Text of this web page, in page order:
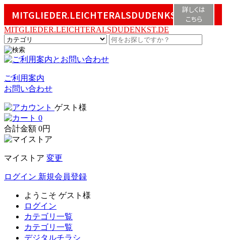
MITGLIEDER.LEICHTERALSDUDENKST.DE
詳しくは
こちら
MITGLIEDER.LEICHTERALSDUDENKST.DE
ご利用案内
お問い合わせ
ゲスト様
0
合計金額 0円
マイストア 変更
ログイン 新規会員登録
ようこそ ゲスト様
ログイン
カテゴリ一覧
カテゴリ一覧
デジタルチラシ